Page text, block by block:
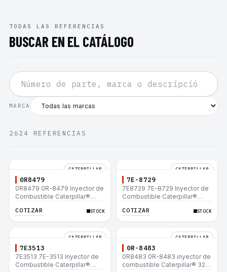
TODAS LAS REFERENCIAS
BUSCAR EN EL CATÁLOGO
MARCA
2624 REFERENCIAS
CATERPILLAR
0R8479
0R8479 0R-8479 Inyector de
Combustible Caterpillar®
IT14B 910E
COTIZAR STOCK
CATERPILLAR
7E-8729
7E8729 7E-8729 Inyector de
Combustible Caterpillar®
IT14B 910E
COTIZAR STOCK
CATERPILLAR
7E3513
7E3513 7E-3513 Inyector de
Combustible Caterpillar®
CATERPILLAR
0R-8483
0R8483 0R-8483 inyector de
combustible Caterpillar® 320